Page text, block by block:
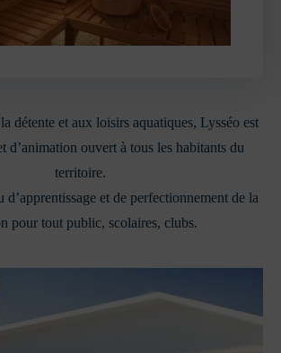
détente et aux loisirs aquatiques, Lysséo est
d’animation ouvert à tous les habitants du
territoire.
d’apprentissage et de perfectionnement de la
pour tout public, scolaires, clubs.